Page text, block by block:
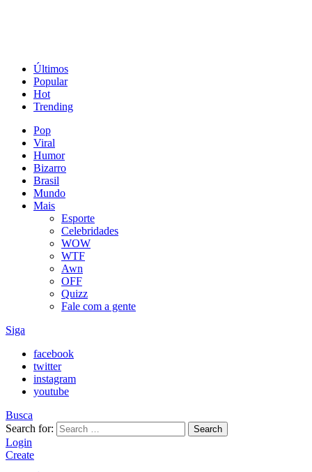
Últimos
Popular
Hot
Trending
Pop
Viral
Humor
Bizarro
Brasil
Mundo
Mais
Esporte
Celebridades
WOW
WTF
Awn
OFF
Quizz
Fale com a gente
Siga
facebook
twitter
instagram
youtube
Busca
Search for:
Search
Login
Create